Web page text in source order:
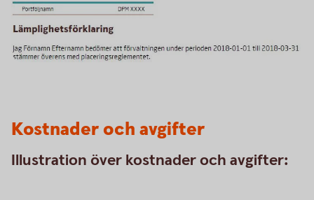
Kostnader och avgifter
Illustration över kostnader och avgifter: